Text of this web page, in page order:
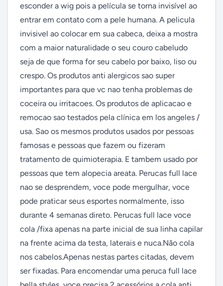
esconder a wig pois a película se torna invisível ao
entrar em contato com a pele humana. A pelicula
invisivel ao colocar em sua cabeca, deixa a mostra
com a maior naturalidade o seu couro cabeludo
seja de que forma for seu cabelo por baixo, liso ou
crespo. Os produtos anti alergicos sao super
importantes para que vc nao tenha problemas de
coceira ou irritacoes. Os produtos de aplicacao e
remocao sao testados pela clínica em los angeles /
usa. Sao os mesmos produtos usados por pessoas
famosas e pessoas que fazem ou fizeram
tratamento de quimioterapia. E tambem usado por
pessoas que tem alopecia areata. Perucas full lace
nao se desprendem, voce pode mergulhar, voce
pode praticar seus esportes normalmente, isso
durante 4 semanas direto. Perucas full lace voce
cola /fixa apenas na parte inicial de sua linha capilar
na frente acima da testa, laterais e nuca.Não cola
nos cabelos.Apenas nestas partes citadas, devem
ser fixadas. Para encomendar uma peruca full lace